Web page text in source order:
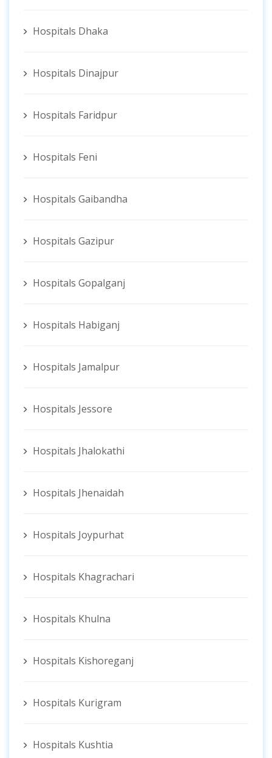
Hospitals Dhaka
Hospitals Dinajpur
Hospitals Faridpur
Hospitals Feni
Hospitals Gaibandha
Hospitals Gazipur
Hospitals Gopalganj
Hospitals Habiganj
Hospitals Jamalpur
Hospitals Jessore
Hospitals Jhalokathi
Hospitals Jhenaidah
Hospitals Joypurhat
Hospitals Khagrachari
Hospitals Khulna
Hospitals Kishoreganj
Hospitals Kurigram
Hospitals Kushtia